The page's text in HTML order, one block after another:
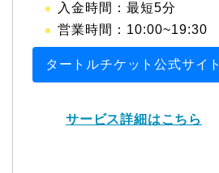
入金時間：最短5分
営業時間：10:00~19:30
タートルチケット公式サイト
サービス詳細はこちら